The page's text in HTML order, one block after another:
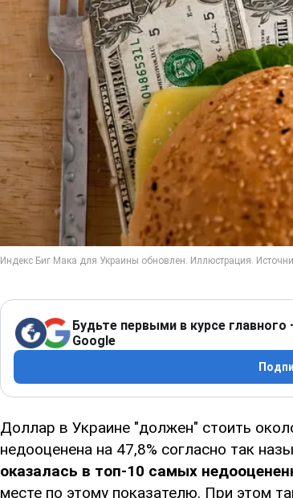
Будьте первыми в курсе
Google
Доллар в Украине "должен" стоить
недооценена на 47,8% согласно так
оказалась в топ-10 самых
месте по этому показателю. При этом